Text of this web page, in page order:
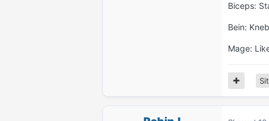
Biceps:
Bein:
Mage: